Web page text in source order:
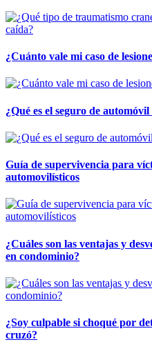
¿Cuánto vale mi caso de
¿Qué es el seguro de
Guía de supervivencia para
automovilísticos
¿Cuáles son las ventajas y
en condominio?
¿Soy culpable si choqué por
cruzó?